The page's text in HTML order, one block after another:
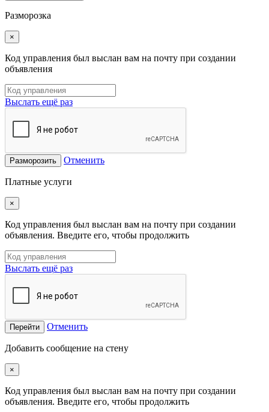
Разморозка
×
Код управления был выслан вам на почту при создании
объявления
Выслать ещё раз
Разморозить Отменить
Платные услуги
×
Код управления был выслан вам на почту при создании
объявления. Введите его, чтобы продолжить
Выслать ещё раз
Перейти Отменить
Добавить сообщение на стену
×
Код управления был выслан вам на почту при создании
объявления. Введите его, чтобы продолжить